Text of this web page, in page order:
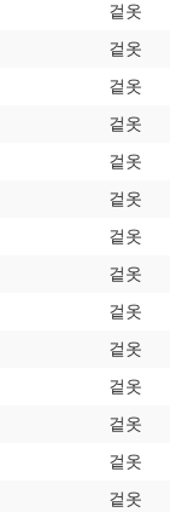
겉옷
겉옷
겉옷
겉옷
겉옷
겉옷
겉옷
겉옷
겉옷
겉옷
겉옷
겉옷
겉옷
겉옷